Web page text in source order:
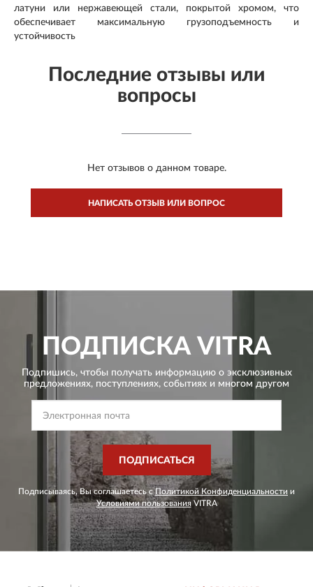
латуни или нержавеющей стали, покрытой хромом, что
обеспечивает максимальную грузоподъемность и
устойчивость
Последние отзывы или
вопросы
Нет отзывов о данном товаре.
НАПИСАТЬ ОТЗЫВ ИЛИ ВОПРОС
ПОДПИСКА VITRA
Подпишись, чтобы получать информацию о эксклюзивных
предложениях, поступлениях, событиях и многом другом
ПОДПИСАТЬСЯ
Подписываясь, Вы соглашаетесь сПолитикой Конфиденциальности и
Условиями пользованияVITRA